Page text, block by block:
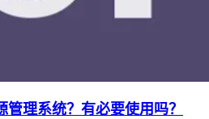
理系统？有必要使用吗？